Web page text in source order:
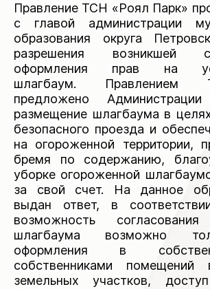
Правление ТСН «Роял Парк»
с главой администрации
образования округа
разрешения возникшей
оформления прав на
шлагбаум.
предложено Администрации
размещение шлагбаума в
безопасного проезда и
на огороженной территории,
бремя по содержанию,
уборке огороженной
за свой счет. На данное
выдан ответ, в
возможность
шлагбаума возможно
оформления в
собственниками помещений
земельных участков,